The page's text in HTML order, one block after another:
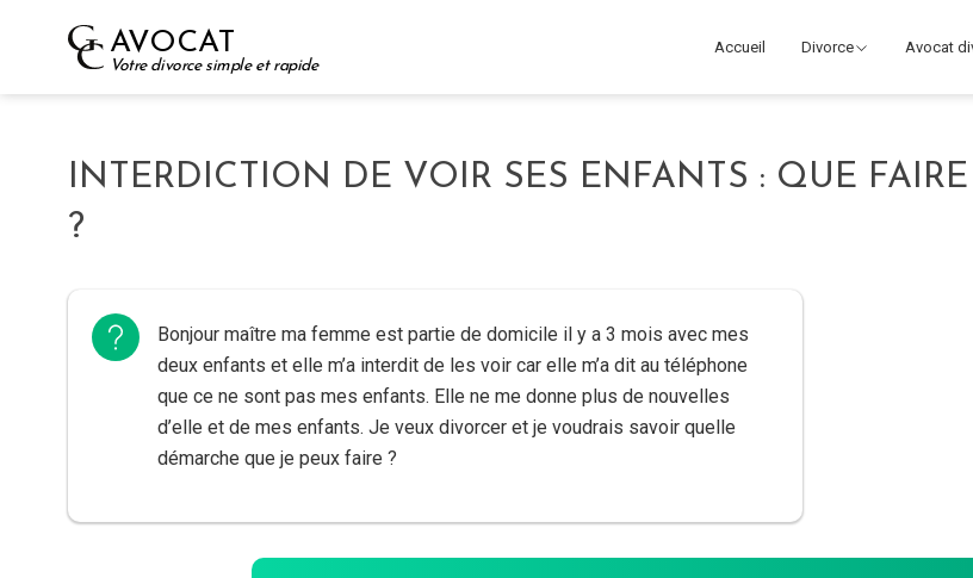
AVOCAT
Votre divorce simple et rapide
Accueil Divorce Avocat
INTERDICTION DE VOIR SES ENFANTS : QUE FAIRE
?
Bonjour maître ma femme est partie de domicile il y a 3 mois avec mes
deux enfants et elle m’a interdit de les voir car elle m’a dit au téléphone
que ce ne sont pas mes enfants. Elle ne me donne plus de nouvelles
d’elle et de mes enfants. Je veux divorcer et je voudrais savoir quelle
démarche que je peux faire ?